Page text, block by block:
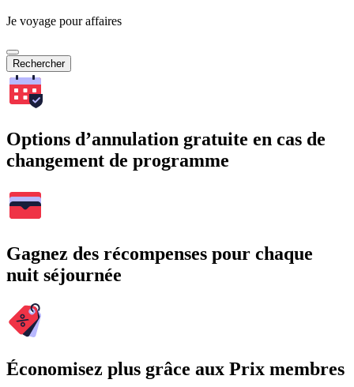
Je voyage pour affaires
Rechercher
Options d’annulation gratuite en cas de
changement de programme
Gagnez des récompenses pour chaque
nuit séjournée
Économisez plus grâce aux Prix membres